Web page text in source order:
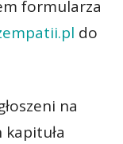
formularza
do
na